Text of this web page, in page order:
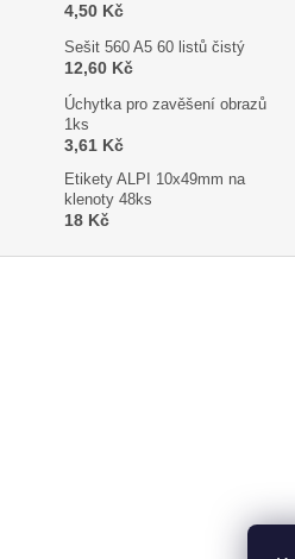
4,50 Kč
Sešit 560 A5 60 listů čistý
12,60 Kč
Úchytka pro zavěšení obrazů
1ks
3,61 Kč
Etikety ALPI 10x49mm na
klenoty 48ks
18 Kč